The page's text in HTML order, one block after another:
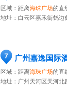
区域：距离海珠广场的直
地址： 白云区嘉禾街鹤边
7 广州嘉逸国际
区域：距离海珠广场的直
地址： 广州天河区天河北